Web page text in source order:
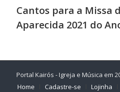
Cantos para a Missa
Aparecida 2021 do
Portal Kairós - Igreja e Música em
Home
Cadastre-se Lojinha